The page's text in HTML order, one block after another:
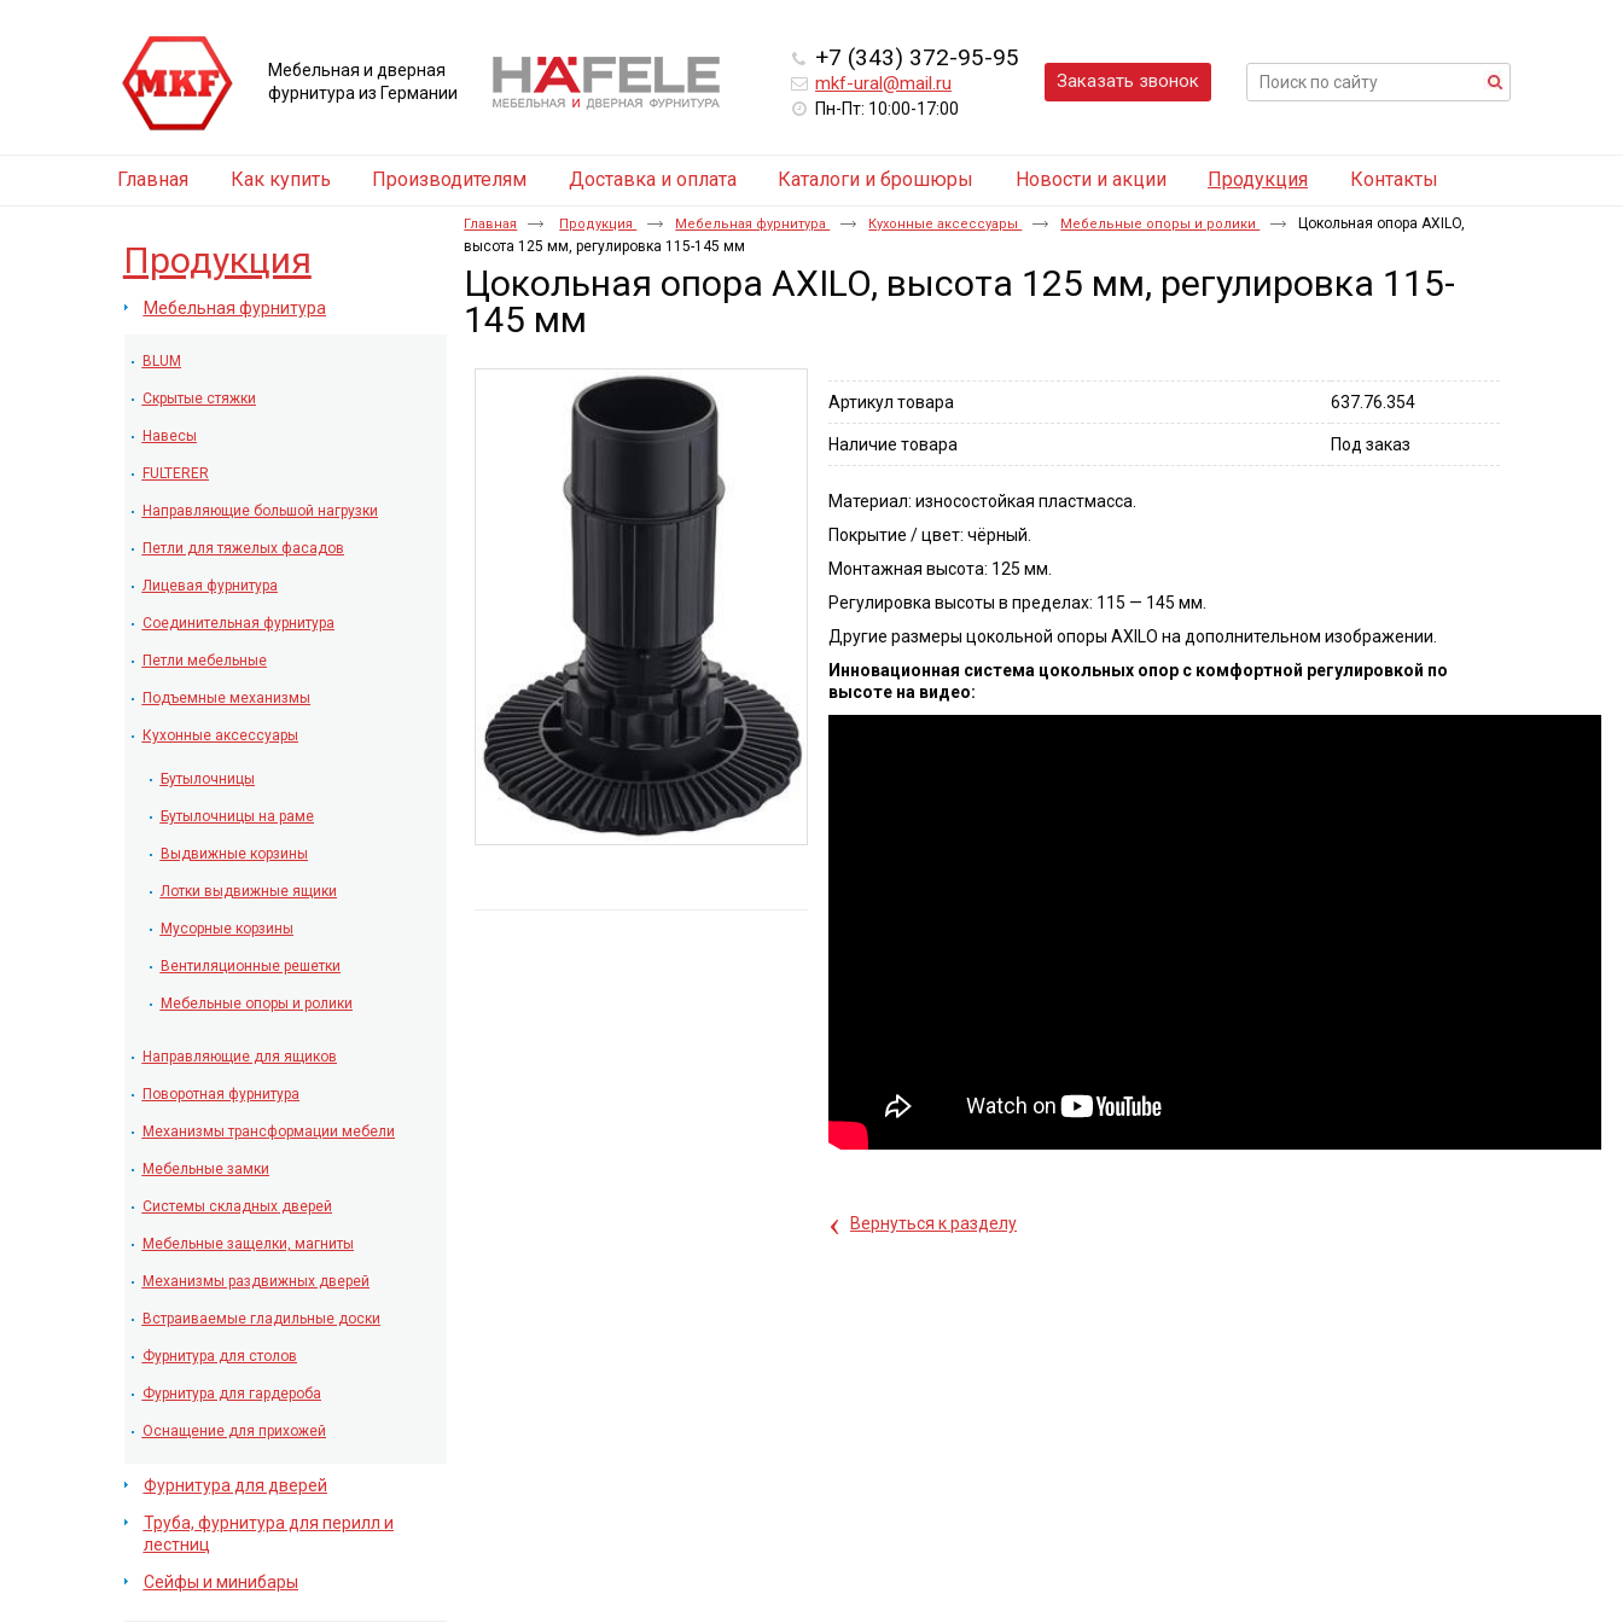
+7 (343) 372-95-95
mkf-ural@mail.ru
Пн-Пт: 10:00-17:00
Заказать звонок
Мебельная и дверная
фурнитура из Германии
Главная Как купить Производителям Доставка и оплата Каталоги и брошюры Новости и акции Продукция Контакты
Продукция
Мебельная фурнитура
BLUM
Скрытые стяжки
Навесы
FULTERER
Направляющие большой нагрузки
Петли для тяжелых фасадов
Лицевая фурнитура
Соединительная фурнитура
Петли мебельные
Подъемные механизмы
Кухонные аксессуары
Бутылочницы
Бутылочницы на раме
Выдвижные корзины
Лотки выдвижные ящики
Мусорные корзины
Вентиляционные решетки
Мебельные опоры и ролики
Направляющие для ящиков
Поворотная фурнитура
Механизмы трансформации мебели
Мебельные замки
Системы складных дверей
Мебельные защелки, магниты
Механизмы раздвижных дверей
Встраиваемые гладильные доски
Фурнитура для столов
Фурнитура для гардероба
Оснащение для прихожей
Фурнитура для дверей
Труба, фурнитура для перилл и
лестниц
Сейфы и минибары
Главная Продукция Мебельная фурнитура Кухонные аксессуары Мебельные опоры и ролики
Цокольная опора AXILO,
высота 125 мм, регулировка 115-145 мм
Цокольная опора AXILO, высота 125 мм, регулировка 115-
145 мм
Артикул товара 637.76.354
Наличие товара Под заказ
Материал: износостойкая пластмасса.
Покрытие / цвет: чёрный.
Монтажная высота: 125 мм.
Регулировка высоты в пределах: 115 — 145 мм.
Другие размеры цокольной опоры AXILO на дополнительном изображении.
Инновационная система цокольных опор с комфортной регулировкой по
высоте на видео:
‹ Вернуться к разделу